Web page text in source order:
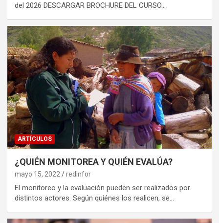
del 2026 DESCARGAR BROCHURE DEL CURSO…
ARTÍCULOS
¿QUIÉN MONITOREA Y QUIÉN EVALÚA?
mayo 15, 2022 redinfor
El monitoreo y la evaluación pueden ser realizados por
distintos actores. Según quiénes los realicen, se…